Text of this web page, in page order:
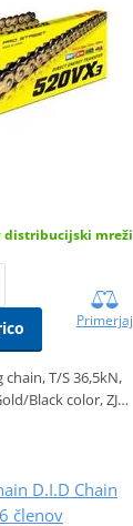
distribucijski mreži
Primerjaj
chain, T/S 36,5kN,
Black color, ZJ…
D.I.D Chain
členov